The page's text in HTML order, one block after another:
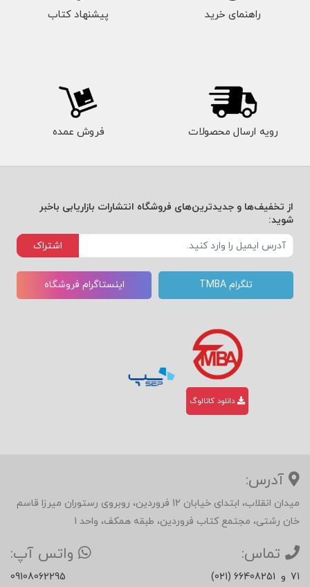
راهنمای خرید پیشنهاد کتاب
رویه ارسال محصولات فروش عمده
از تخفیف‌ها و جدیدترین‌های فروشگاه انتشارات بازاریابی باخبر
شوید:
اشتراک
تلگرام TMBA اینستاگرام فروشگاه
دانلود کاتالوگ
آدرس:
میدان انقلاب، ابتدای خیابان 12 فروردین، روبروی رستوران میرزا قاسم
خان رشتی، مجتمع کتاب فروردین، طبقه همکف، واحد 1
تماس:
(021) 66408251 و 71
واتس آپ:
09108062295